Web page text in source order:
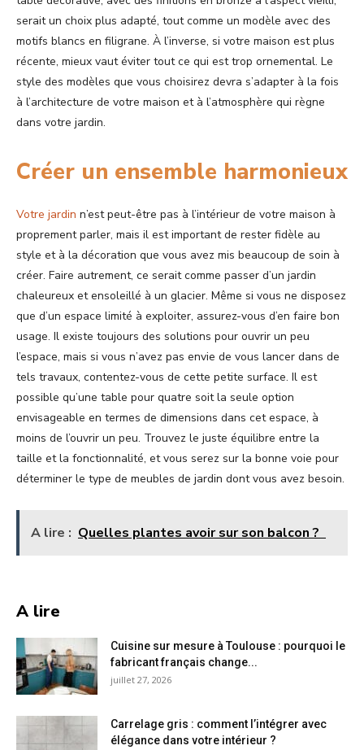
serait un choix plus adapté, tout comme un modèle avec des
motifs blancs en filigrane. À l’inverse, si votre maison est plus
récente, mieux vaut éviter tout ce qui est trop ornemental. Le
style des modèles que vous choisirez devra s’adapter à la fois
à l’architecture de votre maison et à l’atmosphère qui règne
dans votre jardin.
Créer un ensemble harmonieux
Votre jardin n’est peut-être pas à l’intérieur de votre maison à
proprement parler, mais il est important de rester fidèle au
style et à la décoration que vous avez mis beaucoup de soin à
créer. Faire autrement, ce serait comme passer d’un jardin
chaleureux et ensoleillé à un glacier. Même si vous ne disposez
que d’un espace limité à exploiter, assurez-vous d’en faire bon
usage. Il existe toujours des solutions pour ouvrir un peu
l’espace, mais si vous n’avez pas envie de vous lancer dans de
tels travaux, contentez-vous de cette petite surface. Il est
possible qu’une table pour quatre soit la seule option
envisageable en termes de dimensions dans cet espace, à
moins de l’ouvrir un peu. Trouvez le juste équilibre entre la
taille et la fonctionnalité, et vous serez sur la bonne voie pour
déterminer le type de meubles de jardin dont vous avez besoin.
A lire : Quelles plantes avoir sur son balcon ?
A lire
Cuisine sur mesure à Toulouse : pourquoi le
fabricant français change...
juillet 27, 2026
Carrelage gris : comment l’intégrer avec
élégance dans votre intérieur ?